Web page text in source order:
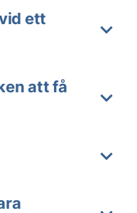
ett
att få